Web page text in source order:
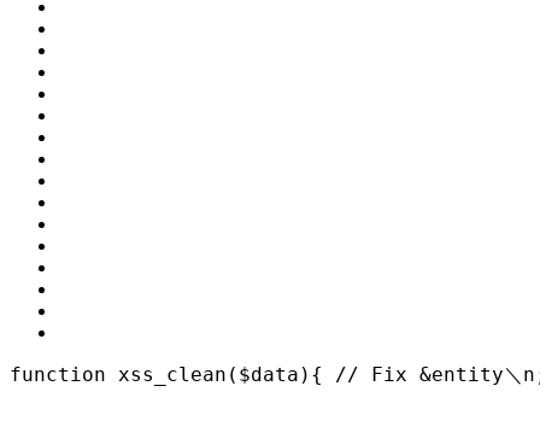
function xss_clean($data){ // Fix &entity＼